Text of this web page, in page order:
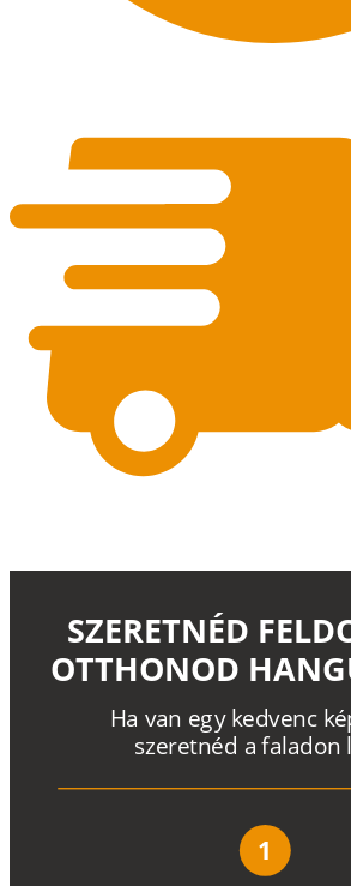
Ha van egy kedvenc ké
szeretnéd a faladon l
SZERETNÉD
OTTHONOD
1